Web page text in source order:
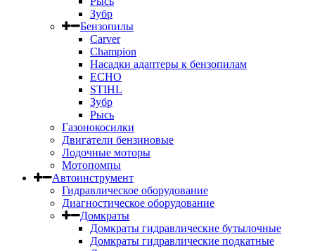
Зубр
Бензопилы
Carver
Champion
Насадки адаптеры к бензопилам
ECHO
STIHL
Зубр
Рысь
Газонокосилки
Двигатели бензиновые
Лодочные моторы
Мотопомпы
Автоинструмент
Гидравлическое оборудование
Диагностическое оборудование
Домкраты
Домкраты гидравлические бутылочные
Домкраты гидравлические подкатные